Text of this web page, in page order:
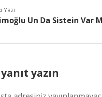
Yazı
Un Da Sistein Var
yazın